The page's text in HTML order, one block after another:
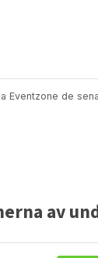
Eventzone de
av